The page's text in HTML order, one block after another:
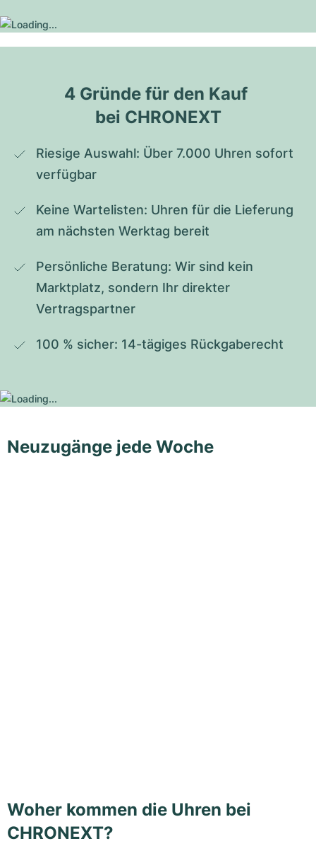
4 Gründe für den Kauf
bei CHRONEXT
Riesige Auswahl: Über 7.000 Uhren sofort
verfügbar
Keine Wartelisten: Uhren für die Lieferung
am nächsten Werktag bereit
Persönliche Beratung: Wir sind kein
Marktplatz, sondern Ihr direkter
Vertragspartner
100 % sicher: 14-tägiges Rückgaberecht
Neuzugänge jede Woche
Woher kommen die Uhren bei
CHRONEXT?